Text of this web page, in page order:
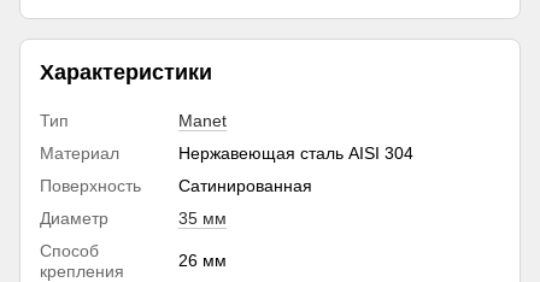
Характеристики
Тип
Manet
Материал
Нержавеющая сталь AISI 304
Поверхность
Сатинированная
Диаметр
35 мм
Способ
крепления
26 мм